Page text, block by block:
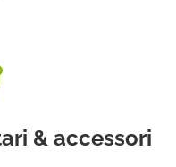
& accessori